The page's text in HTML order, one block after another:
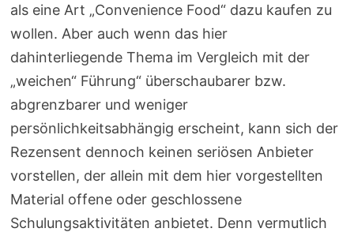
als eine Art „Convenience Food“ dazu kaufen zu
wollen. Aber auch wenn das hier
dahinterliegende Thema im Vergleich mit der
„weichen“ Führung“ überschaubarer bzw.
abgrenzbarer und weniger
persönlichkeitsabhängig erscheint, kann sich der
Rezensent dennoch keinen seriösen Anbieter
vorstellen, der allein mit dem hier vorgestellten
Material offene oder geschlossene
Schulungsaktivitäten anbietet. Denn vermutlich